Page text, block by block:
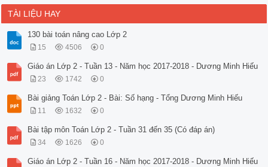
TÀI LIỆU HAY
130 bài toán nâng cao Lớp 2
15 4506 0
Giáo án Lớp 2 - Tuần 13 - Năm học 2017-2018 - Dương Minh Hiếu
23 1742 0
Bài giảng Toán Lớp 2 - Bài: Số hạng - Tổng Dương Minh Hiếu
11 1632 0
Bài tập môn Toán Lớp 2 - Tuần 31 đến 35 (Có đáp án)
34 1626 0
Giáo án Lớp 2 - Tuần 16 - Năm học 2017-2018 - Dương Minh Hiếu